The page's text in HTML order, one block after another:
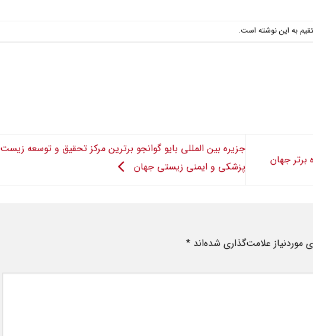
به این نوشته است.
جزیره بین المللی بایو گوانجو برترین مرکز تحقیق و توسعه زیست
پزشکی و ایمنی زیستی جهان
علامت‌گذاری شده‌اند *